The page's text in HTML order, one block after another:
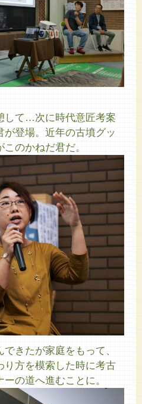
して…次に時代意匠考案
登場。近年の古墳グッ
のかねだ君だ。
きたが家庭をもって、
り方を模索した時に考古
の道へ進むことに。